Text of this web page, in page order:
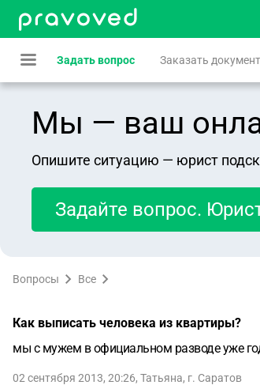
Задать вопрос Заказать документ
Мы — ваш
Опишите ситуацию — юрист
Задайте вопрос.
Вопросы Все
Как выписать человека из квартиры?
мы с мужем в официальном разводе уже
02 сентября 2013, 20:26, Татьяна, г. Саратов